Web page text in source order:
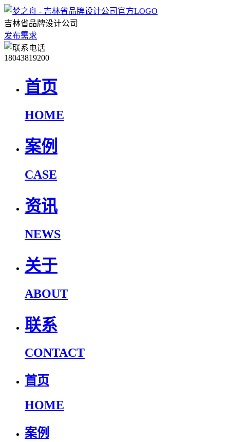
吉林省品牌设计公司
发布需求
18043819200
首页
HOME
案例
CASE
资讯
NEWS
关于
ABOUT
联系
CONTACT
首页
HOME
案例